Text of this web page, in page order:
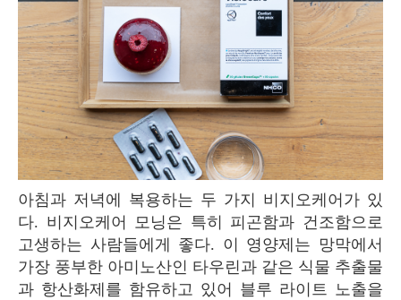
아침과 저녁에 복용하는 두 가지 비지오케어가 있
다. 비지오케어 모닝은 특히 피곤함과 건조함으로
고생하는 사람들에게 좋다. 이 영양제는 망막에서
가장 풍부한 아미노산인 타우린과 같은 식물 추출물
과 항산화제를 함유하고 있어 블루 라이트 노출을